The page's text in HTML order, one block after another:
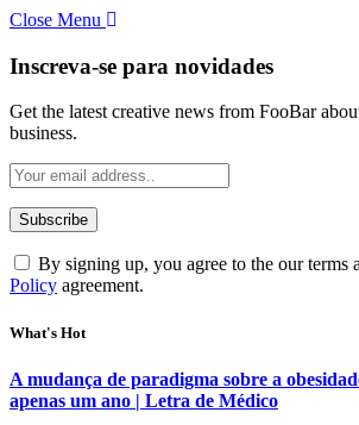
Close Menu
Inscreva-se para novidades
Get the latest creative news from FooBar
business.
By signing up, you agree to the our terms
Policy agreement.
What's Hot
A mudança de paradigma sobre a
apenas um ano | Letra de Médico